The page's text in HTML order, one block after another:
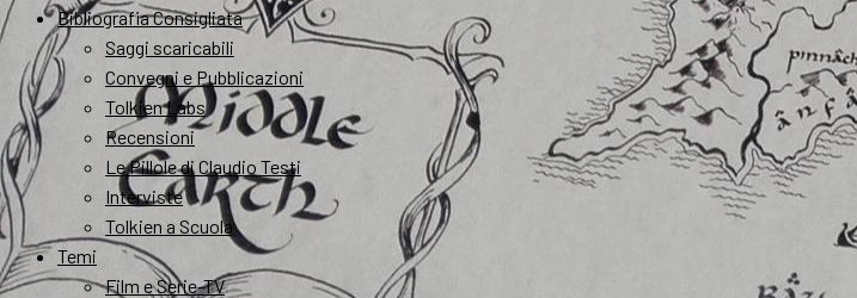
Bibliografia Consigliata
Saggi scaricabili
Convegni e Pubblicazioni
Tolkien Labs
Recensioni
Le Pillole di Claudio Testi
Interviste
Tolkien a Scuola
Temi
Film e Serie-TV